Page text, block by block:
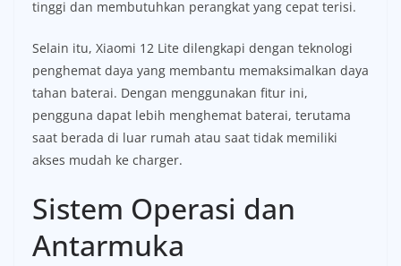
tinggi dan membutuhkan perangkat yang cepat terisi.
Selain itu, Xiaomi 12 Lite dilengkapi dengan teknologi
penghemat daya yang membantu memaksimalkan daya
tahan baterai. Dengan menggunakan fitur ini,
pengguna dapat lebih menghemat baterai, terutama
saat berada di luar rumah atau saat tidak memiliki
akses mudah ke charger.
Sistem Operasi dan
Antarmuka